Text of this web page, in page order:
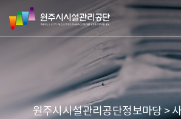
네
본문 바로가기
메뉴 바로가기
원
주
시
리 원주시시설관리공단정보마당 >